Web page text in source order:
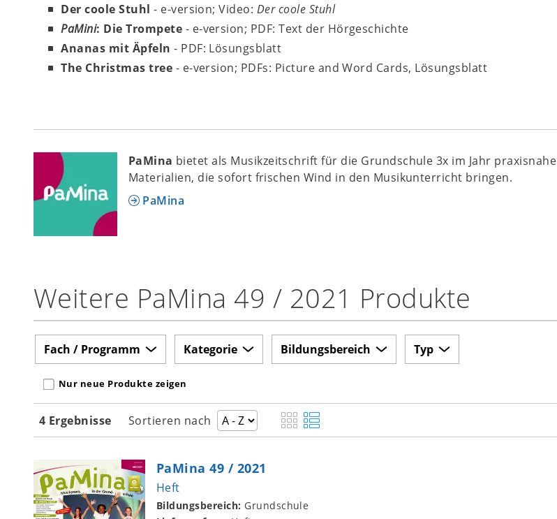
Der coole Stuhl - e-version; Video: Der coole Stuhl
PaMini: Die Trompete - e-version; PDF: Text der Hörgeschichte
Ananas mit Äpfeln - PDF: Lösungsblatt
The Christmas tree - e-version; PDFs: Picture and Word Cards, Lösungsblatt
PaMina bietet als Musikzeitschrift für die Grundschule 3x im Jahr praxisnahe
Materialien, die sofort frischen Wind in den Musikunterricht bringen.
PaMina
Weitere PaMina 49 / 2021 Produkte
Nur neue Produkte zeigen
Fach / Programm Kategorie Bildungsbereich Typ
4 Ergebnisse Sortieren nach
PaMina 49 / 2021
Heft
Bildungsbereich: Grundschule